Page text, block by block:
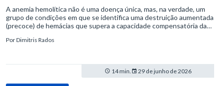
A anemia hemolítica não é uma doença única, mas, na verdade, um
grupo de condições em que se identifica uma destruição aumentada
(precoce) de hemácias que supera a capacidade compensatória da
PorDimitris Rados
14 min. 29 de junho de 2026